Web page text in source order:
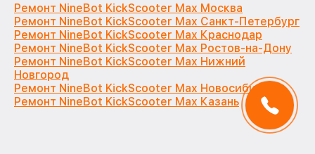
Ремонт NineBot KickScooter Max Москва
Ремонт NineBot KickScooter Max Санкт-Петербург
Ремонт NineBot KickScooter Max Краснодар
Ремонт NineBot KickScooter Max Ростов-на-Дону
Ремонт NineBot KickScooter Max Нижний
Новгород
Ремонт NineBot KickScooter Max Новосибирск
Ремонт NineBot KickScooter Max Казань